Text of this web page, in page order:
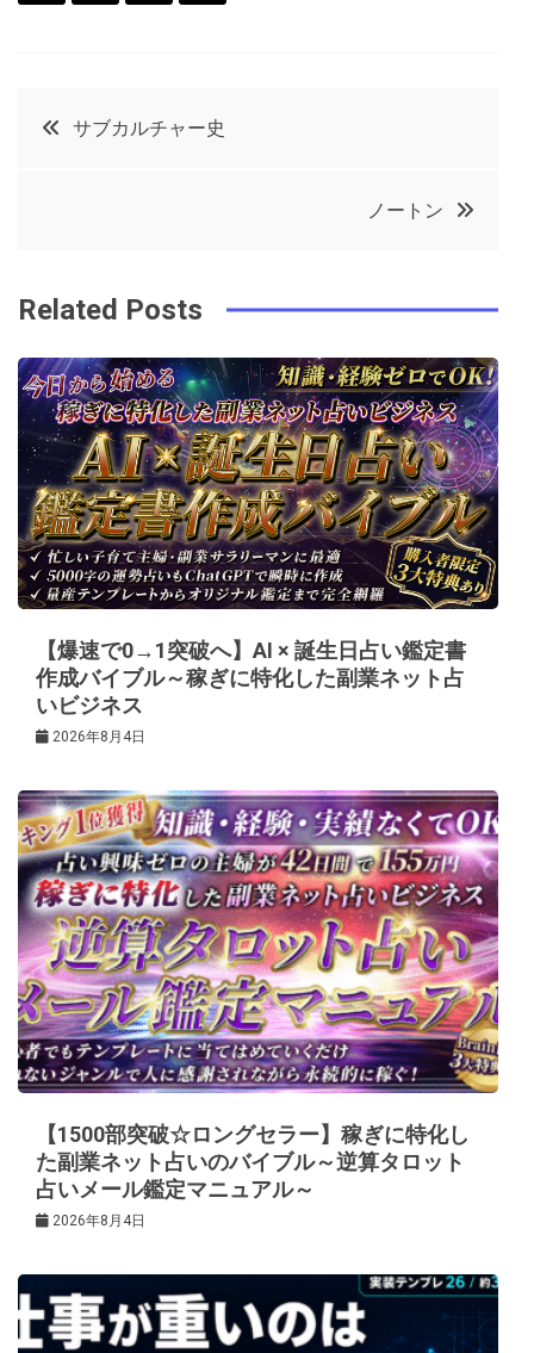
k
e
t
投
ビ
ゲ
ー
シ
ョ
ン
サブカルチャー史
ノートン
Related Posts
【爆速で0→1突破へ】AI × 誕生日占い鑑定書
作成バイブル～稼ぎに特化した副業ネット占
いビジネス
2026年8月4日
【1500部突破☆ロングセラー】稼ぎに特化し
た副業ネット占いのバイブル～逆算タロット
占いメール鑑定マニュアル～
2026年8月4日